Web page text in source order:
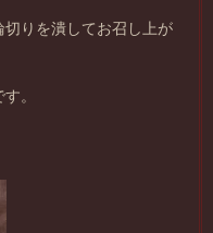
りを潰してお召し上が
。